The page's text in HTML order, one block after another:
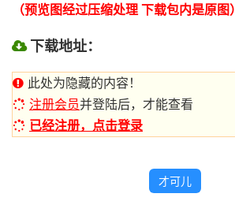
（预览图经过压缩处理 下载包内是原图）
下载地址：
此处为隐藏的内容！
注册会员并登陆后，才能查看
已经注册，点击登录
才可儿